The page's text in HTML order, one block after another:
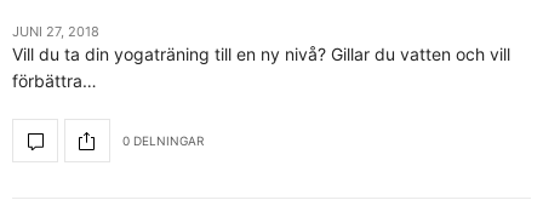
JUNI 27, 2018
Vill du ta din yogaträning till en ny nivå? Gillar du vatten och vill
förbättra…
0 DELNINGAR